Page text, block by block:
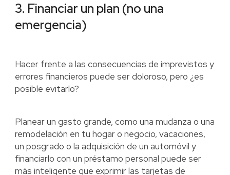
3. Financiar un plan (no una
emergencia)
Hacer frente a las consecuencias de imprevistos y
errores financieros puede ser doloroso, pero ¿es
posible evitarlo?
Planear un gasto grande, como una mudanza o una
remodelación en tu hogar o negocio, vacaciones,
un posgrado o la adquisición de un automóvil y
financiarlo con un préstamo personal puede ser
más inteligente que exprimir las tarjetas de